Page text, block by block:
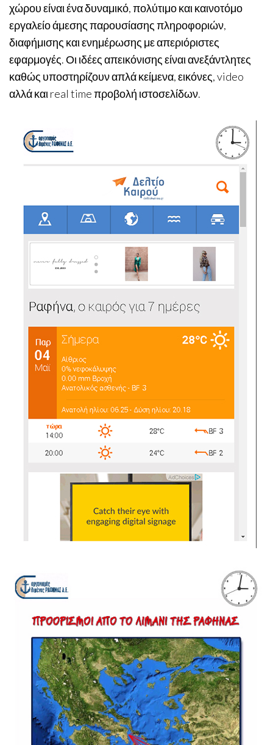
χώρου είναι ένα δυναμικό, πολύτιμο και καινοτόμο
εργαλείο άμεσης παρουσίασης πληροφοριών,
διαφήμισης και ενημέρωσης με απεριόριστες
εφαρμογές. Οι ιδέες απεικόνισης είναι ανεξάντλητες
καθώς υποστηρίζουν απλά κείμενα, εικόνες, video
αλλά και real time προβολή ιστοσελίδων.